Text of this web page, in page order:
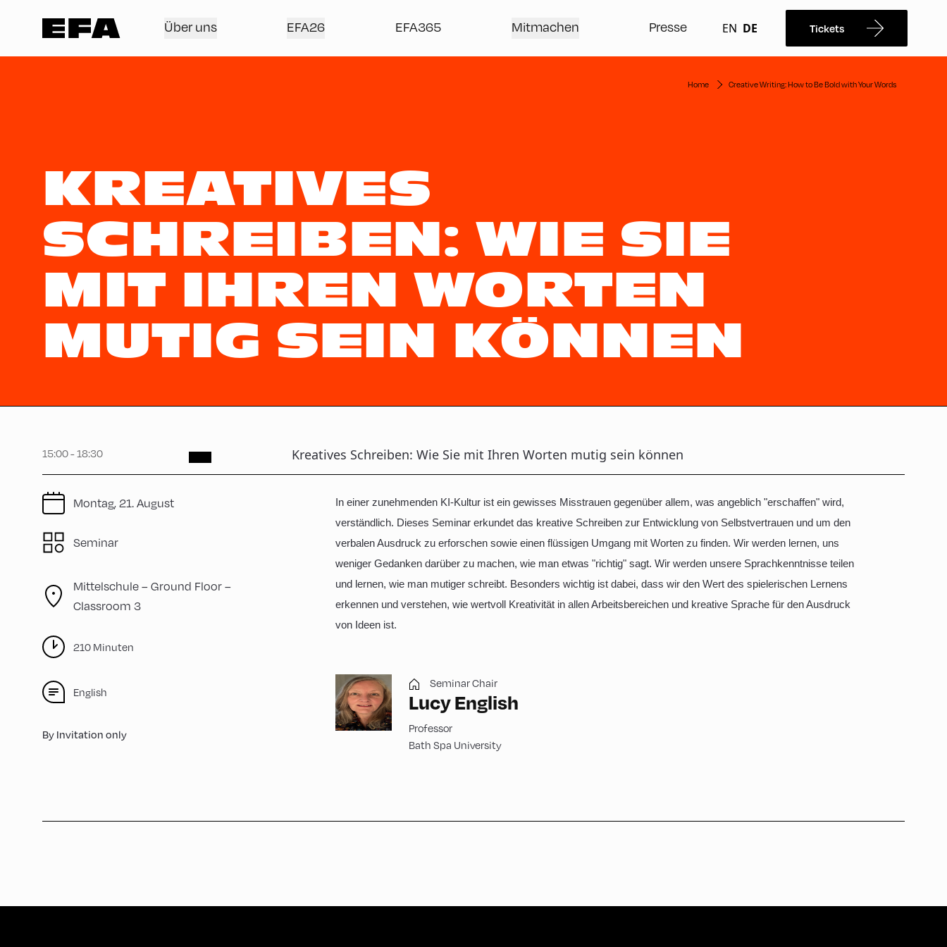
Über uns EFA26 EFA365 Mitmachen Presse EN DE Tickets
Home Creative Writing: How to Be Bold with Your Words
KREATIVES
SCHREIBEN: WIE SIE
MIT IHREN WORTEN
MUTIG SEIN KÖNNEN
15:00 - 18:30 Kreatives Schreiben: Wie Sie mit Ihren Worten mutig sein können
Montag, 21. August
Seminar
Mittelschule – Ground Floor –
Classroom 3
210 Minuten
English
By Invitation only
In einer zunehmenden KI-Kultur ist ein gewisses Misstrauen gegenüber allem, was angeblich "erschaffen" wird,
verständlich. Dieses Seminar erkundet das kreative Schreiben zur Entwicklung von Selbstvertrauen und um den
verbalen Ausdruck zu erforschen sowie einen flüssigen Umgang mit Worten zu finden. Wir werden lernen, uns
weniger Gedanken darüber zu machen, wie man etwas "richtig" sagt. Wir werden unsere Sprachkenntnisse teilen
und lernen, wie man mutiger schreibt. Besonders wichtig ist dabei, dass wir den Wert des spielerischen Lernens
erkennen und verstehen, wie wertvoll Kreativität in allen Arbeitsbereichen und kreative Sprache für den Ausdruck
von Ideen ist.
Seminar Chair
Lucy English
Professor
Bath Spa University